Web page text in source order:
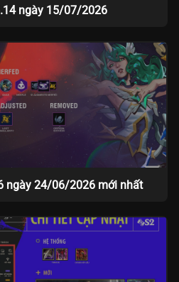
ngày 15/07/2026
ngày 24/06/2026 mới nhất